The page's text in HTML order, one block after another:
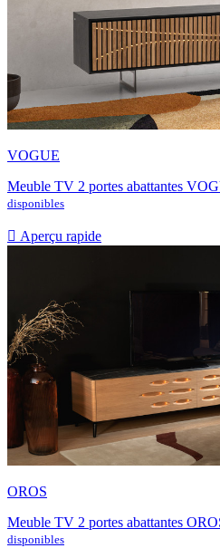
VOGUE
Meuble TV 2 portes abattantes
disponibles
 Aperçu rapide
OROS
Meuble TV 2 portes abattantes
disponibles